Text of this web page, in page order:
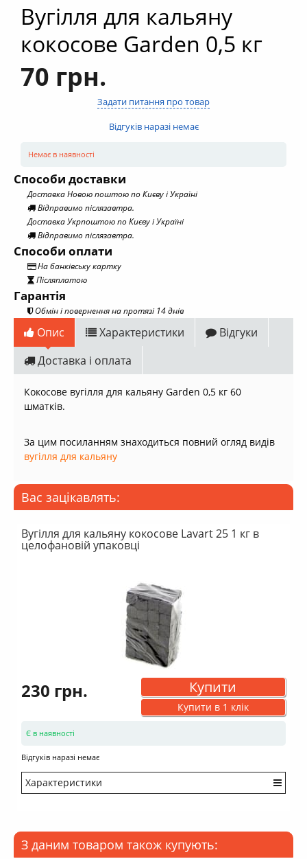
Умови опту
Вугілля для кальяну
кокосове Garden 0,5 кг
70 грн.
Задати питання про товар
Відгуків наразі немає
Немає в наявності
Способи доставки
Доставка Новою поштою по Києву і Україні
Відправимо післязавтра.
Доставка Укрпоштою по Києву і Україні
Відправимо післязавтра.
Способи оплати
На банківську картку
Післяплатою
Гарантія
Обмін і повернення на протязі 14 днів
Опис Характеристики
Відгуки
Доставка і оплата
Кокосове вугілля для кальяну Garden 0,5 кг 60
шматків.
За цим посиланням знаходиться повний огляд видів
вугілля для кальяну
Вас зацікавлять:
Вугілля для кальяну кокосове Lavart 25 1 кг в
целофановій упаковці
230 грн. Купити
Купити в 1 клік
Є в наявності
Відгуків наразі немає
Характеристики
Розмір: 25 мм
В упаковці: 72 шт
З даним товаром також купують: